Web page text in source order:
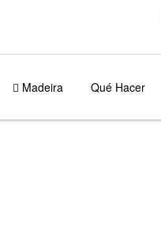
Madeira Qué Hacer